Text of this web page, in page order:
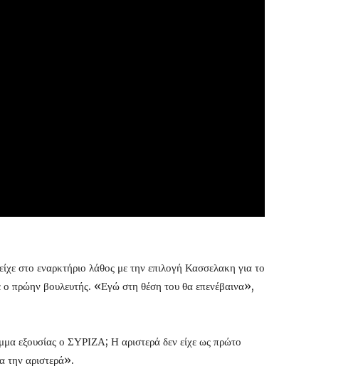
στο εναρκτήριο λάθος με την επιλογή Κασσελακη για το
ο πρώην βουλευτής. «Εγώ στη θέση του θα επενέβαινα»,
εξουσίας ο ΣΥΡΙΖΑ; Η αριστερά δεν είχε ως πρώτο
την αριστερά».